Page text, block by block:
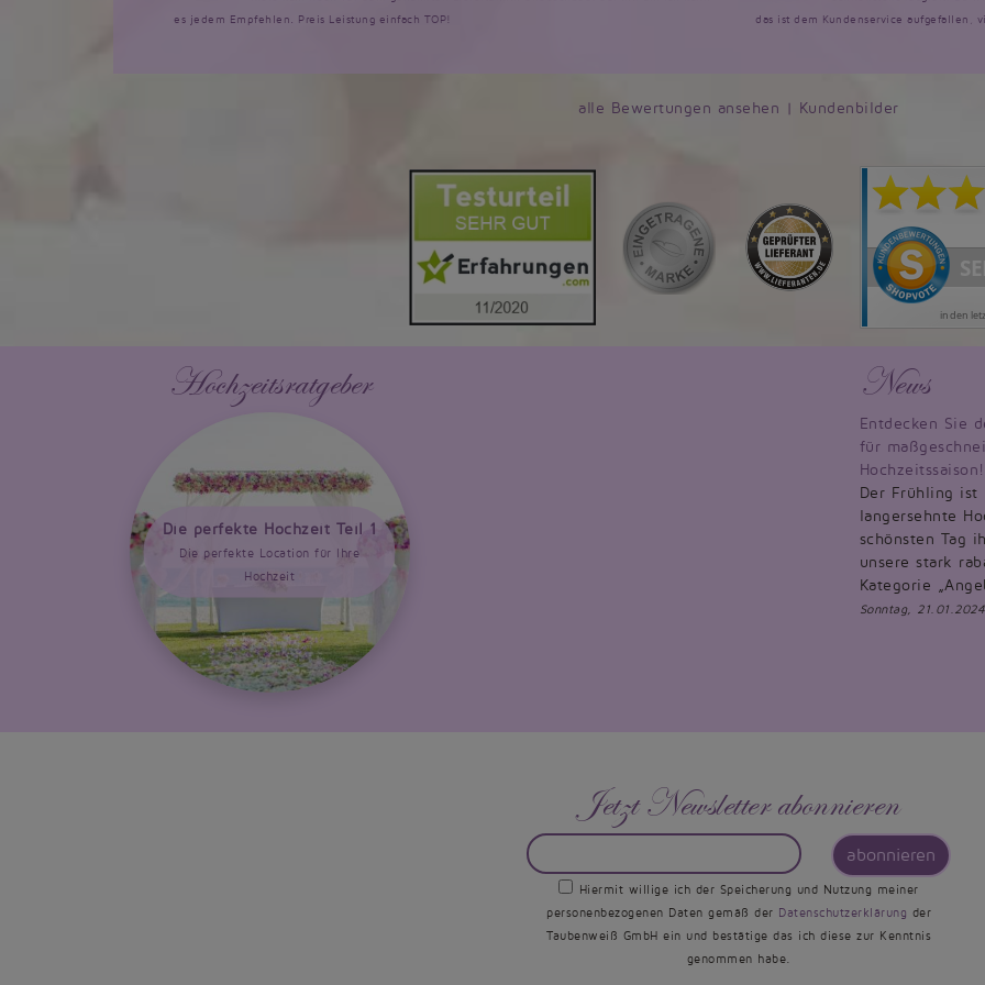
es jedem Empfehlen. Preis Leistung einfach TOP!
das ist dem Kundenservice aufgefallen,
alle Bewertungen ansehen | Kundenbilder
Hochzeitsratgeber
Die perfekte Hochzeit Teil 1
Die perfekte Location für Ihre
Hochzeit
News
Entdecken Sie
für
Hochzeitssaison!
Der Frühling
langersehnte
schönsten Tag
unsere stark
Kategorie
Sonntag,
Jetzt Newsletter abonnieren
abonnieren
Hiermit willige ich der Speicherung und Nutzung meiner
personenbezogenen Daten gemäß der Datenschutzerklärung der
Taubenweiß GmbH ein und bestätige das ich diese zur Kenntnis
genommen habe.